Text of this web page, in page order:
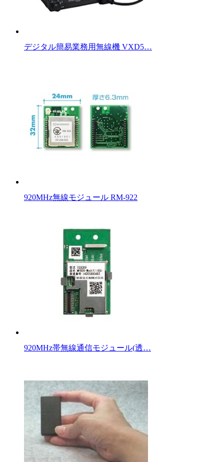
デジタル簡易業務用無線機 VXD5…
920MHz無線モジュール RM-922
920MHz帯無線通信モジュール(透…